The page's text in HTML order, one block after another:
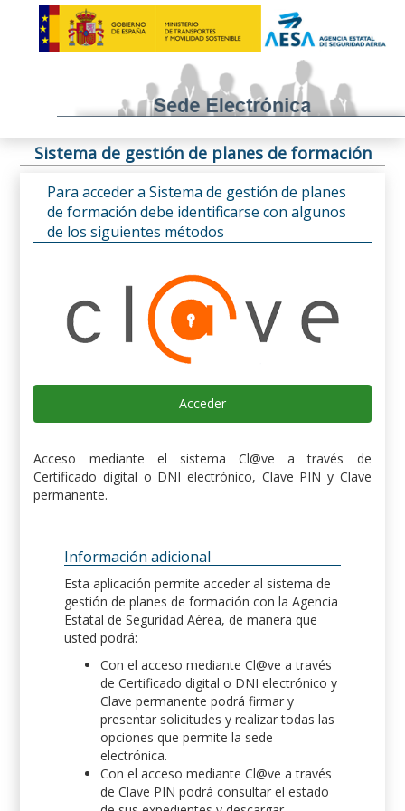
Sistema de gestión de planes de formación
Para acceder a Sistema de gestión de planes
de formación debe identificarse con algunos
de los siguientes métodos
Acceder
Acceso mediante el sistema Cl@ve a través de
Certificado digital o DNI electrónico, Clave PIN y Clave
permanente.
Información adicional
Esta aplicación permite acceder al sistema de
gestión de planes de formación con la Agencia
Estatal de Seguridad Aérea, de manera que
usted podrá:
Con el acceso mediante Cl@ve a través
de Certificado digital o DNI electrónico y
Clave permanente podrá firmar y
presentar solicitudes y realizar todas las
opciones que permite la sede
electrónica.
Con el acceso mediante Cl@ve a través
de Clave PIN podrá consultar el estado